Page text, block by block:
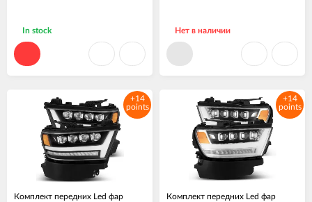
In stock Нет в наличии
+14
points
Комплект передних Led фар
+14
points
Комплект передних Led фар